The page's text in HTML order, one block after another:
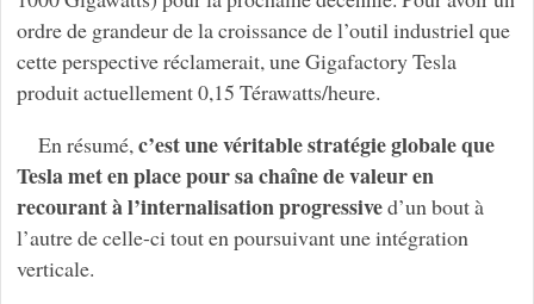
ordre de grandeur de la croissance de l’outil industriel que
cette perspective réclamerait, une Gigafactory Tesla
produit actuellement 0,15 Térawatts/heure.
En résumé, c’est une véritable stratégie globale que
Tesla met en place pour sa chaîne de valeur en
recourant à l’internalisation progressived’un bout à
l’autre de celle-ci tout en poursuivant une intégration
verticale.